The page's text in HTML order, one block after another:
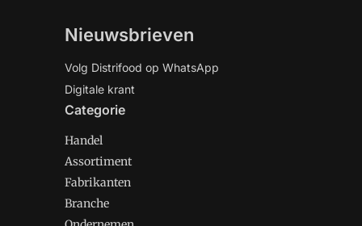
Nieuwsbrieven
Volg Distrifood op WhatsApp
Digitale krant
Categorie
Handel
Assortiment
Fabrikanten
Branche